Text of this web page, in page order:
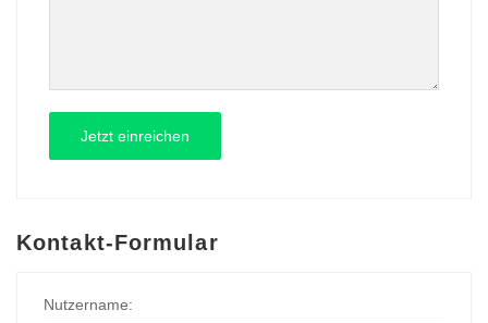
Kontakt-Formular
Nutzername: